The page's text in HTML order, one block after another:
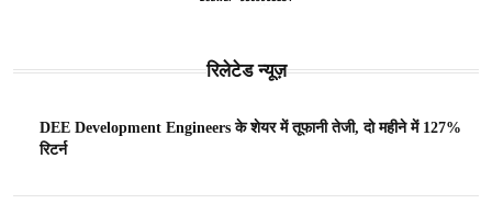
रिलेटेड न्यूज़
DEE Development Engineers के शेयर में तूफानी तेजी, दो महीने में 127%
रिटर्न